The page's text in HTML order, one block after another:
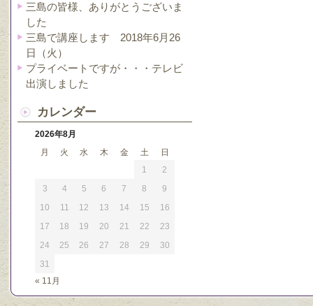
三島の皆様、ありがとうございま
した
三島で講座します 2018年6月26
日（火）
プライベートですが・・・テレビ
出演しました
カレンダー
2026年8月
月
火 水 木 金 土 日
« 11月
1
2
3
4 5 6 7 8
9
10
11 12 13 14 15
16
17
18 19 20 21 22
23
24
25 26 27 28 29
30
31